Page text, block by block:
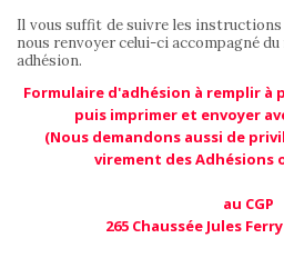
Il vous suffit de suivre les
nous renvoyer celui-ci accompagné
adhésion.
Formulaire d'adhésion à remplir
puis imprimer et envoyer
(Nous demandons aussi de
virement des Adhésions
au CGP
265 Chaussée Jules